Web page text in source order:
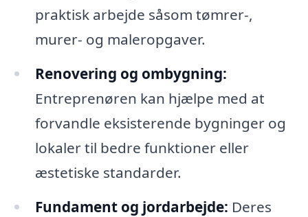
praktisk arbejde såsom tømrer-,
murer- og maleropgaver.
Renovering og ombygning:
Entreprenøren kan hjælpe med at
forvandle eksisterende bygninger og
lokaler til bedre funktioner eller
æstetiske standarder.
Fundament og jordarbejde: Deres